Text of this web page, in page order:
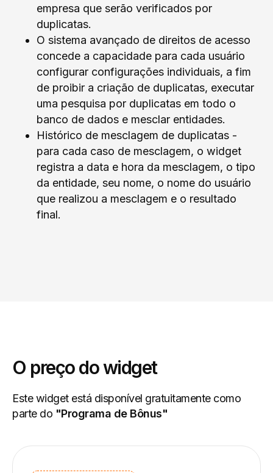
empresa que serão verificados por
duplicatas.
O sistema avançado de direitos de acesso
concede a capacidade para cada usuário
configurar configurações individuais, a fim
de proibir a criação de duplicatas, executar
uma pesquisa por duplicatas em todo o
banco de dados e mesclar entidades.
Histórico de mesclagem de duplicatas -
para cada caso de mesclagem, o widget
registra a data e hora da mesclagem, o tipo
da entidade, seu nome, o nome do usuário
que realizou a mesclagem e o resultado
final.
O preço do widget
Este widget está disponível gratuitamente como
parte do "Programa de Bônus"